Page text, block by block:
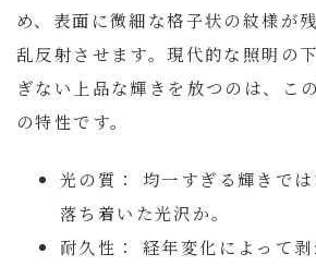
め、表面に微細な格子状の紋様が
乱反射させます。現代的な照明の
ぎない上品な輝きを放つのは、こ
の特性です。
光の質：
均一すぎる輝きで
落ち着いた光沢か。
耐久性：
経年変化によって